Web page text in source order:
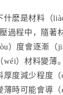
什麽是材料（
壓過程中，隨著
）度會逐漸（
wéi）材料變薄
厚度減少程度
薄時可能會導（